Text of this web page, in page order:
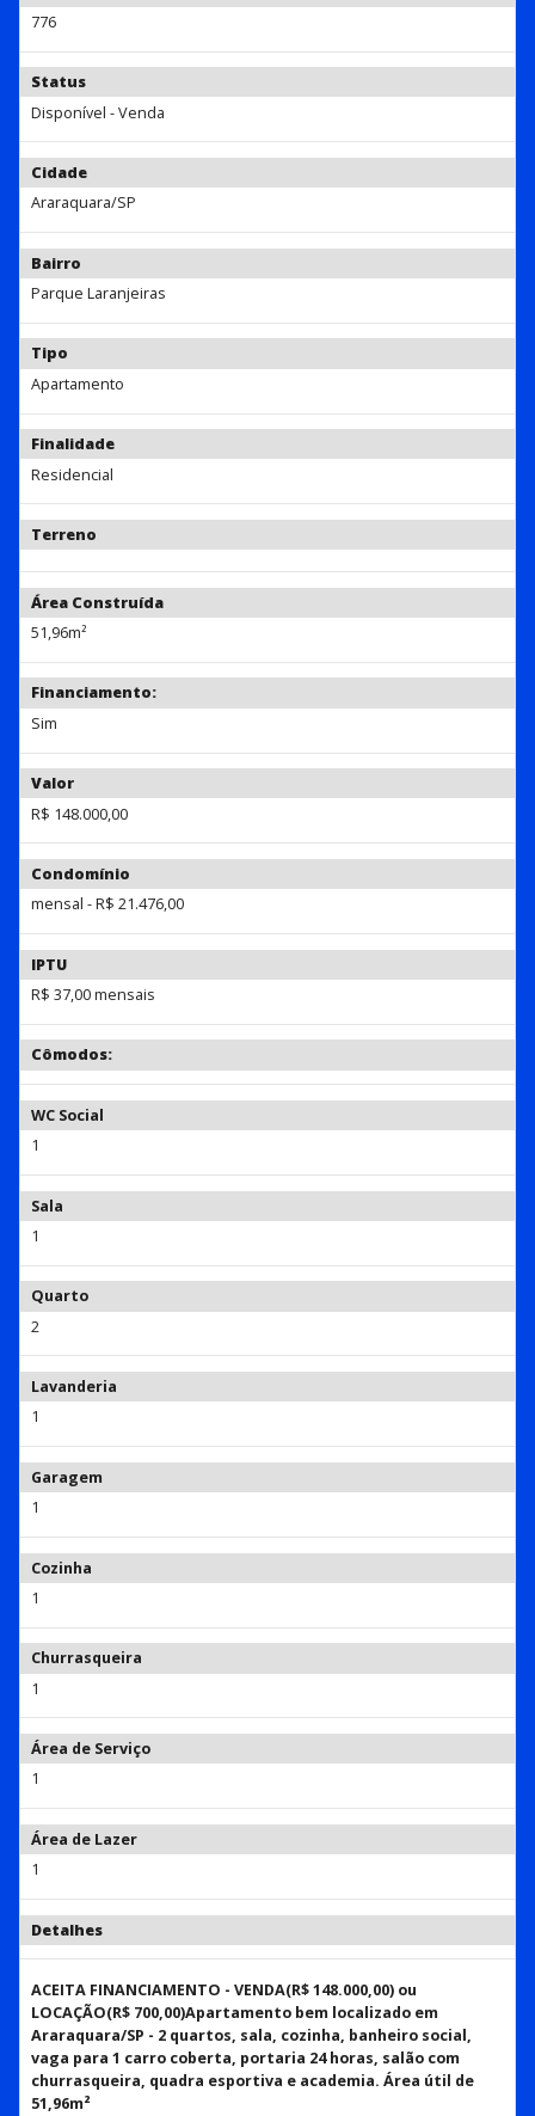
776
Status
Disponível - Venda
Cidade
Araraquara/SP
Bairro
Parque Laranjeiras
Tipo
Apartamento
Finalidade
Residencial
Terreno
Área Construída
51,96m²
Financiamento:
Sim
Valor
R$ 148.000,00
Condomínio
mensal - R$ 21.476,00
IPTU
R$ 37,00 mensais
Cômodos:
WC Social
1
Sala
1
Quarto
2
Lavanderia
1
Garagem
1
Cozinha
1
Churrasqueira
1
Área de Serviço
1
Área de Lazer
1
Detalhes
ACEITA FINANCIAMENTO - VENDA(R$ 148.000,00) ou
LOCAÇÃO(R$ 700,00)Apartamento bem localizado em
Araraquara/SP - 2 quartos, sala, cozinha, banheiro social,
vaga para 1 carro coberta, portaria 24 horas, salão com
churrasqueira, quadra esportiva e academia. Área útil de
51,96m²